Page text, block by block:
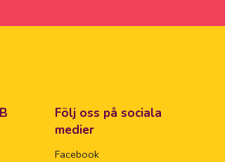
Följ oss på sociala
medier
Facebook